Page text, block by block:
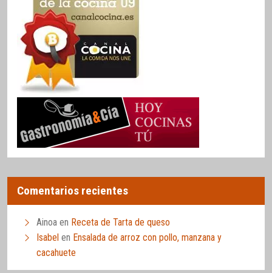
Comentarios recientes
Ainoa en Receta de Tarta de queso
Isabel en Ensalada de arroz con pollo, manzana y
cacahuete